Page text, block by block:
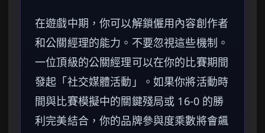
在遊戲中期，你可以解鎖僱用內容創作者
和公關經理的能力。不要忽視這些機制。
一位頂級的公關經理可以在你的比賽期間
發起「社交媒體活動」。如果你將活動時
間與比賽模擬中的關鍵殘局或 16-0 的勝
利完美結合，你的品牌參與度乘數將會飆